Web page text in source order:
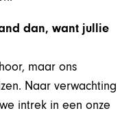
dan, want jullie
maar ons
Naar verwachting
intrek in een onze